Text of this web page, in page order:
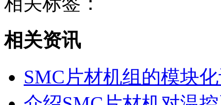
相关资讯
SMC片材机组的模块